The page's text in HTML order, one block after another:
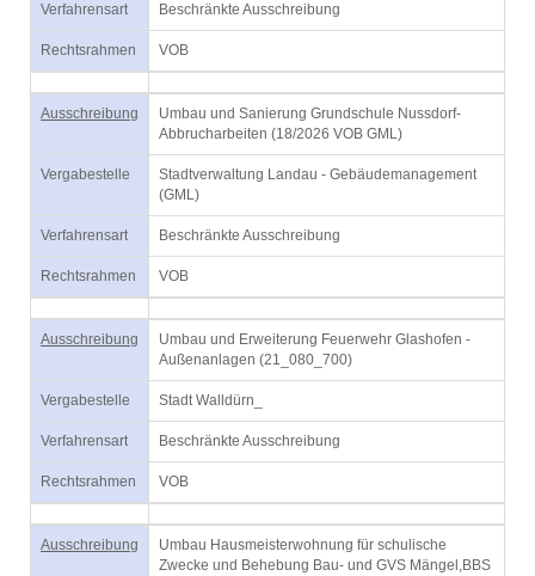
Verfahrensart Beschränkte Ausschreibung
Rechtsrahmen VOB
Ausschreibung
Umbau und Sanierung Grundschule Nussdorf-
Abbrucharbeiten (18/2026 VOB GML)
Vergabestelle
Stadtverwaltung Landau - Gebäudemanagement
(GML)
Verfahrensart Beschränkte Ausschreibung
Rechtsrahmen VOB
Ausschreibung
Umbau und Erweiterung Feuerwehr Glashofen -
Außenanlagen (21_080_700)
Vergabestelle Stadt Walldürn_
Verfahrensart Beschränkte Ausschreibung
Rechtsrahmen VOB
Ausschreibung
Umbau Hausmeisterwohnung für schulische
Zwecke und Behebung Bau- und GVS Mängel,BBS